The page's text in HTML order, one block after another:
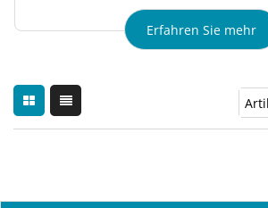
Erfahren Sie mehr